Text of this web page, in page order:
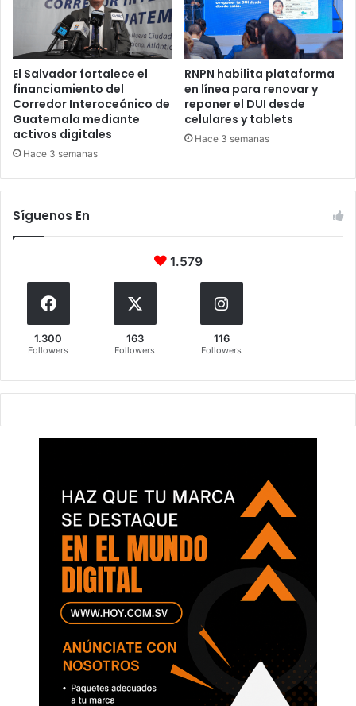
El Salvador fortalece el
financiamiento del
Corredor Interoceánico de
Guatemala mediante
activos digitales
Hace 3 semanas
RNPN habilita plataforma
en línea para renovar y
reponer el DUI desde
celulares y tablets
Hace 3 semanas
Síguenos En
1.579
1.300
Followers
163
Followers
116
Followers